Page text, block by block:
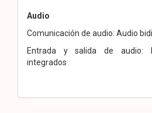
Audio
Comunicación de audio: Audio
Entrada y salida de audio:
integrados